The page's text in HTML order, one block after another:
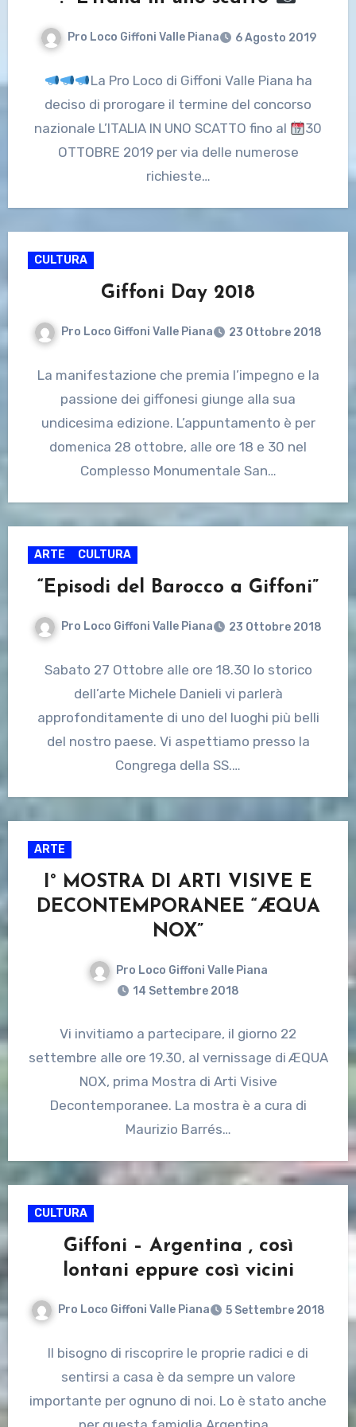
Pro Loco Giffoni Valle Piana 6 Agosto 2019
La Pro Loco di Giffoni Valle Piana ha
deciso di prorogare il termine del concorso
nazionale L’ITALIA IN UNO SCATTO fino al
30
OTTOBRE 2019 per via delle numerose
richieste…
CULTURA
Giffoni Day 2018
Pro Loco Giffoni Valle Piana 23 Ottobre 2018
La manifestazione che premia l’impegno e la
passione dei giffonesi giunge alla sua
undicesima edizione. L’appuntamento è per
domenica 28 ottobre, alle ore 18 e 30 nel
Complesso Monumentale San…
ARTE CULTURA
“Episodi del Barocco a Giffoni”
Pro Loco Giffoni Valle Piana 23 Ottobre 2018
Sabato 27 Ottobre alle ore 18.30 lo storico
dell’arte Michele Danieli vi parlerà
approfonditamente di uno del luoghi più belli
del nostro paese. Vi aspettiamo presso la
Congrega della SS.…
ARTE
I° MOSTRA DI ARTI VISIVE E
DECONTEMPORANEE “ÆQUA
NOX”
Pro Loco Giffoni Valle Piana
14 Settembre 2018
Vi invitiamo a partecipare, il giorno 22
settembre alle ore 19.30, al vernissage di ÆQUA
NOX, prima Mostra di Arti Visive
Decontemporanee. La mostra è a cura di
Maurizio Barrés…
CULTURA
Giffoni – Argentina , così
lontani eppure così vicini
Pro Loco Giffoni Valle Piana 5 Settembre 2018
Il bisogno di riscoprire le proprie radici e di
sentirsi a casa è da sempre un valore
importante per ognuno di noi. Lo è stato anche